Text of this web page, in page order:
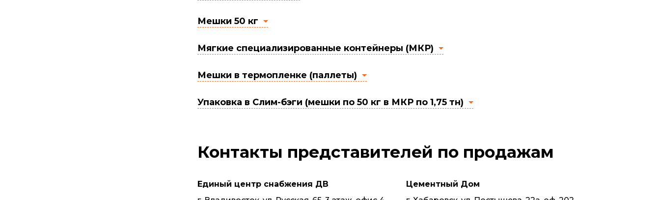
Мешки 50 кг
Мягкие специализированные контейнеры (МКР)
Мешки в термопленке (паллеты)
Упаковка в Слим-бэги (мешки по 50 кг в МКР по 1,75 тн)
Контакты представителей по продажам
Единый центр снабжения ДВ
Цементный Дом